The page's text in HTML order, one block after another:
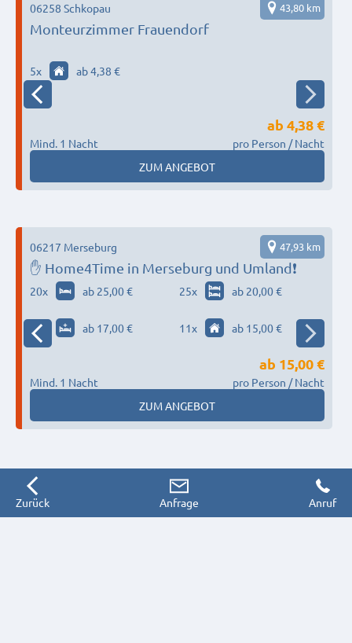
Monteurzimmer Frauendorf
06258 Schkopau 43,80 km
5x ab 4,38 €
Mind. 1 Nacht
ab 4,38 €
pro Person / Nacht
ZUM ANGEBOT
✋ Home4Time in Merseburg und Umland❗
06217 Merseburg 47,93 km
20x ab 25,00 € 25x ab 20,00 €
18 ab 17,00 € 11x ab 15,00 €
Mind. 1 Nacht
ab 15,00 €
pro Person / Nacht
ZUM ANGEBOT
Zurück Anfrage Anruf